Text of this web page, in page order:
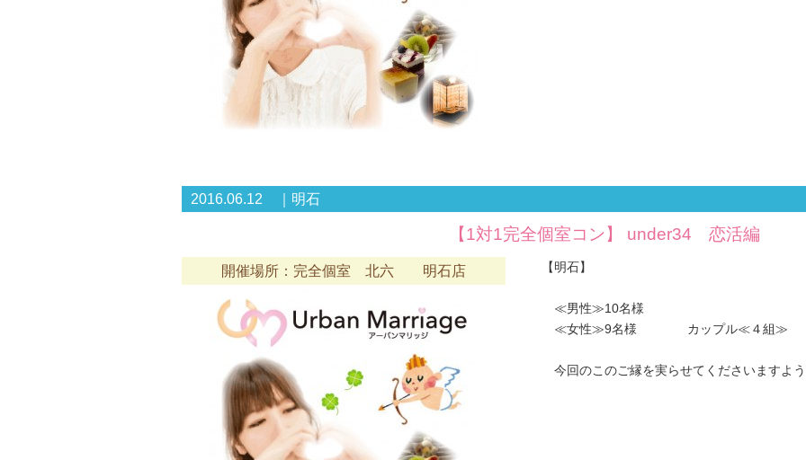
2016.06.12 ｜明石
【1対1完全個室コン】 under34 恋活編
開催場所：完全個室 北六 明石店 【明石】
≪男性≫10名様
≪女性≫9名様 カップル≪４組≫
今回のこのご縁を実らせてくださいますよ